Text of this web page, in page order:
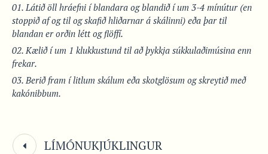
Látið öll hráefni í blandara og blandið í um 3-4 mínútur (en
stoppið af og til og skafið hliðarnar á skálinni) eða þar til
blandan er orðin létt og flöffí.
Kælið í um 1 klukkustund til að þykkja súkkulaðimúsina enn
frekar.
Berið fram í litlum skálum eða skotglösum og skreytið með
kakónibbum.
LÍMÓNUKJÚKLINGUR